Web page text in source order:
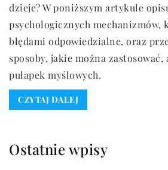
dzieje? W poniższym artykule
psychologicznych mechanizmów,
błędami odpowiedzialne, oraz
sposoby, jakie można
pułapek myślowych.
CZYTAJ DALEJ
Ostatnie wpisy